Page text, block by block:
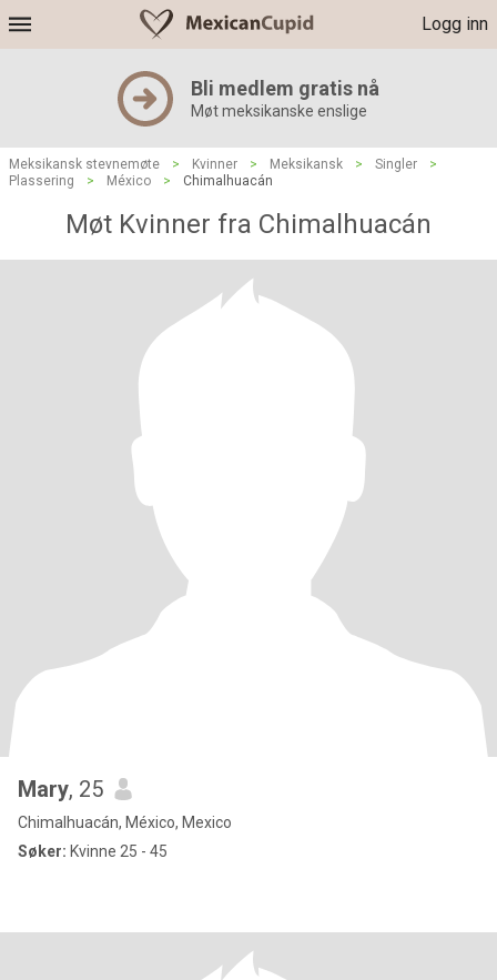
Logg inn
Bli medlem gratis nå
Møt meksikanske enslige
Meksikansk stevnemøte > Kvinner > Meksikansk > Singler
>
Plassering
> México > Chimalhuacán
Møt Kvinner fra Chimalhuacán
Mary, 25
Chimalhuacán, México, Mexico
Søker: Kvinne 25 - 45